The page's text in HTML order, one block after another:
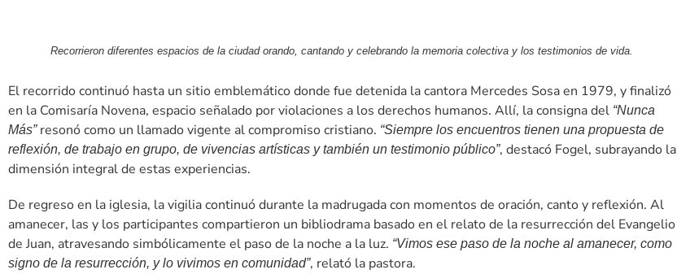
Recorrieron diferentes espacios de la ciudad orando, cantando y celebrando la memoria colectiva y los testimonios de vida.
El recorrido continuó hasta un sitio emblemático donde fue detenida la cantora Mercedes Sosa en 1979, y finalizó
en la Comisaría Novena, espacio señalado por violaciones a los derechos humanos. Allí, la consigna del “Nunca
Más”resonó como un llamado vigente al compromiso cristiano. “Siempre los encuentros tienen una propuesta de
reflexión, de trabajo en grupo, de vivencias artísticas y también un testimonio público”, destacó Fogel, subrayando la
dimensión integral de estas experiencias.
De regreso en la iglesia, la vigilia continuó durante la madrugada con momentos de oración, canto y reflexión. Al
amanecer, las y los participantes compartieron un bibliodrama basado en el relato de la resurrección del Evangelio
de Juan, atravesando simbólicamente el paso de la noche a la luz. “Vimos ese paso de la noche al amanecer, como
signo de la resurrección, y lo vivimos en comunidad”, relató la pastora.